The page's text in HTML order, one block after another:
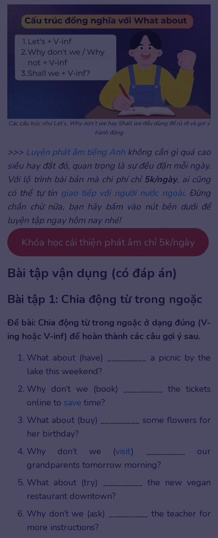
Các cấu trúc như Let’s, Why don’t we hay Shall we đều dùng để rủ rê và gợi ý
hành động
>>> Luyện phát âm tiếng Anhkhông cần gì quá cao
siêu hay đắt đỏ, quan trọng là sự đều đặn mỗi ngày.
Với lộ trình bài bản mà chi phí chỉ 5k/ngày, ai cũng
có thể tự tin giao tiếp với người nước ngoài. Đừng
chần chừ nữa, bạn hãy bấm vào nút bên dưới để
luyện tập ngay hôm nay nhé!
Khóa học cải thiện phát âm chỉ 5k/ngày
Bài tập vận dụng (có đáp án)
Bài tập 1: Chia động từ trong ngoặc
Đề bài: Chia động từ trong ngoặc ở dạng đúng (V-
ing hoặc V-inf) để hoàn thành các câu gợi ý sau.
What about (have) _________ a picnic by the
lake this weekend?
Why don’t we (book) _________ the tickets
online to save time?
What about (buy) _________ some flowers for
her birthday?
Why don’t we (visit) _________ our
grandparents tomorrow morning?
What about (try) _________ the new vegan
restaurant downtown?
Why don’t we (ask) _________ the teacher for
more instructions?